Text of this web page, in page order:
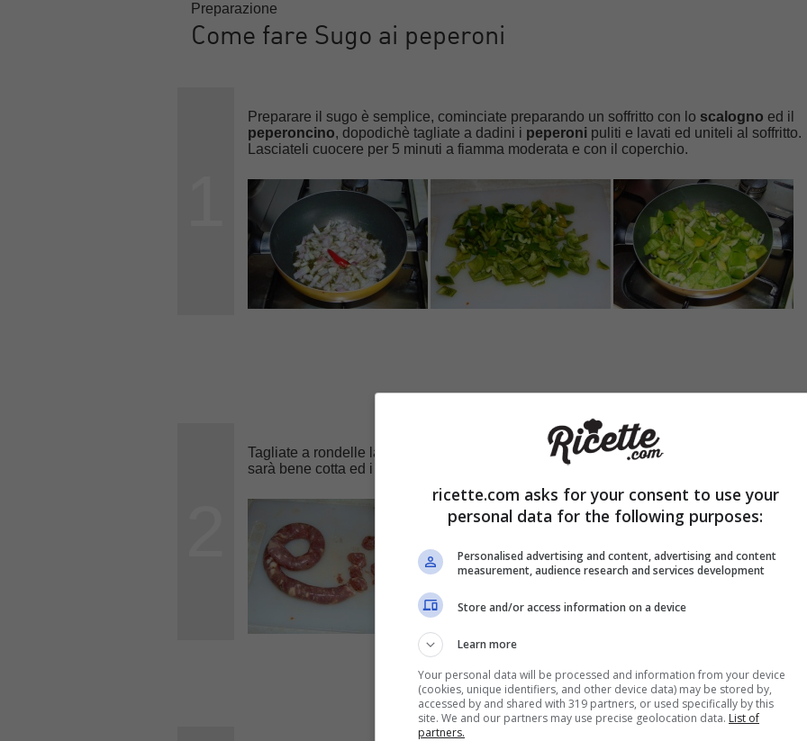
Preparazione
Come fare Sugo ai peperoni
Preparare il sugo è semplice, cominciate preparando un soffritto con lo scalogno ed il
peperoncino, dopodichè tagliate a dadini i peperoni puliti e lavati ed uniteli al soffritto.
Lasciateli cuocere per 5 minuti a fiamma moderata e con il coperchio.
Tagliate a rondelle la
, unitela ai peperoni e cuocete senza coperchio fino a
sarà bene cotta ed i succhi saranno completamente evaporati.
ricette.com asks for your consent to use your
personal data for the following purposes:
Personalised advertising and content, advertising and content
measurement, audience research and services development
Store and/or access information on a device
Learn more
Your personal data will be processed and information from your device
(cookies, unique identifiers, and other device data) may be stored by,
accessed by and shared with 319 partners, or used specifically by this
site. We and our partners may use precise geolocation data. List of
partners.